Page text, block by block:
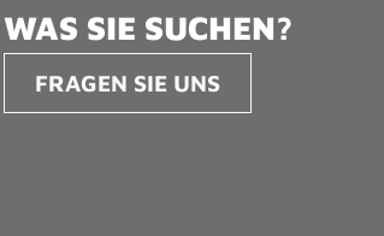
WAS SIE SUCHEN?
FRAGEN SIE UNS